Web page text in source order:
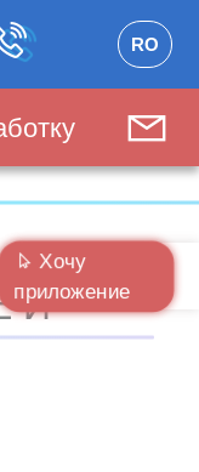
RO
И
Хочу
приложение